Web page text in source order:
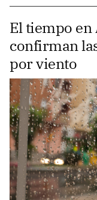
El tiempo en
confirman
por viento